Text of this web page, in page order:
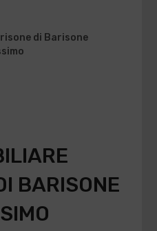
BARISONE